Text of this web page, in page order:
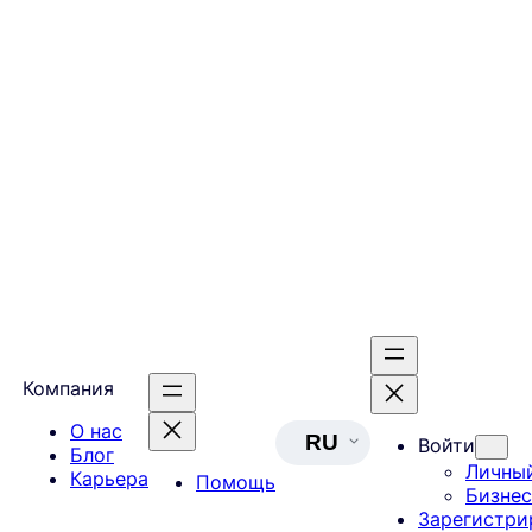
Компания
О нас
Блог
Карьера
Помощь
RU
Войти
Бизнес